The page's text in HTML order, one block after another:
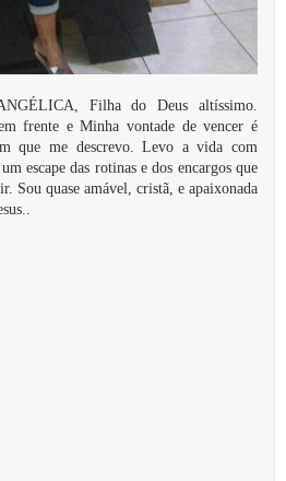
Filha do Deus altíssimo.
frente e Minha vontade de vencer é
que me descrevo. Levo a vida com
escape das rotinas e dos encargos que
Sou quase amável, cristã, e apaixonada